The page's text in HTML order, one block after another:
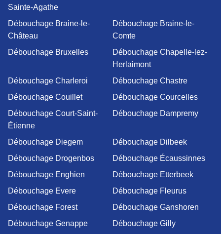
Sainte-Agathe
Débouchage Braine-le-
Château
Débouchage Braine-le-
Comte
Débouchage Bruxelles
Débouchage Chapelle-lez-
Herlaimont
Débouchage Charleroi
Débouchage Chastre
Débouchage Couillet
Débouchage Courcelles
Débouchage Court-Saint-
Étienne
Débouchage Dampremy
Débouchage Diegem
Débouchage Dilbeek
Débouchage Drogenbos
Débouchage Écaussinnes
Débouchage Enghien
Débouchage Etterbeek
Débouchage Evere
Débouchage Fleurus
Débouchage Forest
Débouchage Ganshoren
Débouchage Genappe
Débouchage Gilly